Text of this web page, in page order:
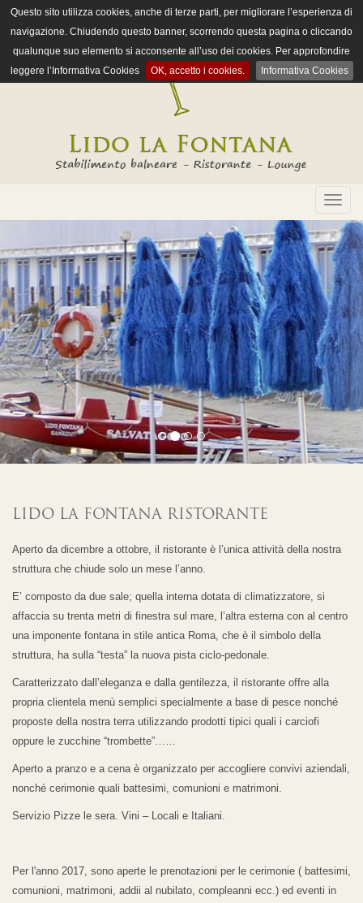
Questo sito utilizza cookies, anche di terze parti, per migliorare l’esperienza di
navigazione. Chiudendo questo banner, scorrendo questa pagina o cliccando
qualunque suo elemento si acconsente all’uso dei cookies. Per approfondire
leggere l’Informativa Cookies
OK, accetto i cookies. Informativa Cookies
Toggle
LIDO LA FONTANA RISTORANTE
Aperto da dicembre a ottobre, il ristorante è l’unica attività della nostra
struttura che chiude solo un mese l’anno.
E’ composto da due sale; quella interna dotata di climatizzatore, si
affaccia su trenta metri di finestra sul mare, l’altra esterna con al centro
una imponente fontana in stile antica Roma, che è il simbolo della
struttura, ha sulla “testa” la nuova pista ciclo-pedonale.
Caratterizzato dall’eleganza e dalla gentilezza, il ristorante offre alla
propria clientela menù semplici specialmente a base di pesce nonché
proposte della nostra terra utilizzando prodotti tipici quali i carciofi
oppure le zucchine “trombette”……
Aperto a pranzo e a cena è organizzato per accogliere convivi aziendali,
nonché cerimonie quali battesimi, comunioni e matrimoni.
Servizio Pizze le sera. Vini – Locali e Italiani.
Per l'anno 2017, sono aperte le prenotazioni per le cerimonie ( battesimi,
comunioni, matrimoni, addii al nubilato, compleanni ecc.) ed eventi in